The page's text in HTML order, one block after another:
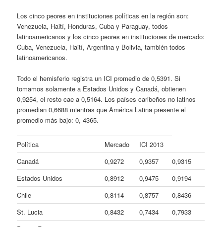
Los cinco peores en instituciones políticas en la región son:
Venezuela, Haití, Honduras, Cuba y Paraguay, todos
latinoamericanos y los cinco peores en instituciones de mercado:
Cuba, Venezuela, Haití, Argentina y Bolivia, también todos
latinoamericanos.
Todo el hemisferio registra un ICI promedio de 0,5391. Si
tomamos solamente a Estados Unidos y Canadá, obtienen
0,9254, el resto cae a 0,5164. Los países caribeños no latinos
promedian 0,6688 mientras que América Latina presente el
promedio más bajo: 0, 4365.
Política Mercado
ICI 2013
Canadá
0,9272 0,9357
0,9315
Estados Unidos
0,8912 0,9475
0,9194
Chile
0,8114 0,8757
0,8436
St. Lucia
0,8432 0,7434
0,7933